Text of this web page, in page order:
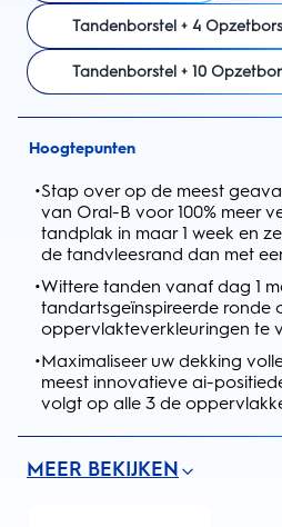
Tandenborstel + 4
Tandenborstel + 10
Hoogtepunten
•Stap over op de meest
van Oral-B voor 100% meer
tandplak in maar 1 week en
de tandvleesrand dan met
•Wittere tanden vanaf dag 1
tandartsgeïnspireerde ronde
oppervlakteverkleuringen te
•Maximaliseer uw dekking
meest innovatieve ai-
volgt op alle 3 de
MEER BEKIJKEN